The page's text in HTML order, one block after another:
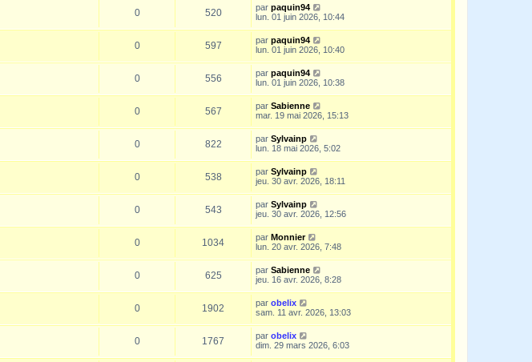
0 520 par paquin94
lun. 01 juin 2026, 10:44
0 597 par paquin94
lun. 01 juin 2026, 10:40
0 556 par paquin94
lun. 01 juin 2026, 10:38
0 567 par Sabienne
mar. 19 mai 2026, 15:13
0 822 par Sylvainp
lun. 18 mai 2026, 5:02
0 538 par Sylvainp
jeu. 30 avr. 2026, 18:11
0 543 par Sylvainp
jeu. 30 avr. 2026, 12:56
0 1034 par Monnier
lun. 20 avr. 2026, 7:48
0 625 par Sabienne
jeu. 16 avr. 2026, 8:28
0 1902 par obelix
sam. 11 avr. 2026, 13:03
0 1767 par obelix
dim. 29 mars 2026, 6:03